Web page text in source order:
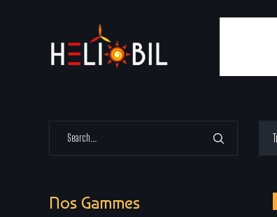
Nos Gammes